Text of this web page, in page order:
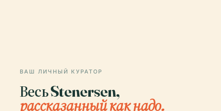
ВАШ ЛИЧНЫЙ КУРАТОР
Весь Stenersen,
рассказанный как надо.